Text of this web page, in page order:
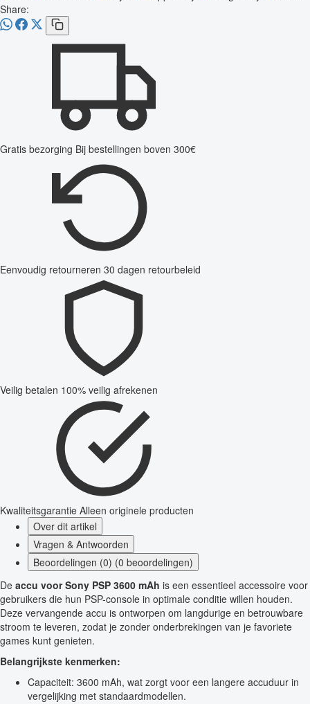
Share:
Gratis bezorging Bij bestellingen boven 300€
Eenvoudig retourneren 30 dagen retourbeleid
Veilig betalen 100% veilig afrekenen
Kwaliteitsgarantie Alleen originele producten
Over dit artikel
Vragen & Antwoorden
Beoordelingen (0) (0 beoordelingen)
De accu voor Sony PSP 3600 mAh is een essentieel accessoire voor
gebruikers die hun PSP-console in optimale conditie willen houden.
Deze vervangende accu is ontworpen om langdurige en betrouwbare
stroom te leveren, zodat je zonder onderbrekingen van je favoriete
games kunt genieten.
Belangrijkste kenmerken:
Capaciteit: 3600 mAh, wat zorgt voor een langere accuduur in
vergelijking met standaardmodellen.